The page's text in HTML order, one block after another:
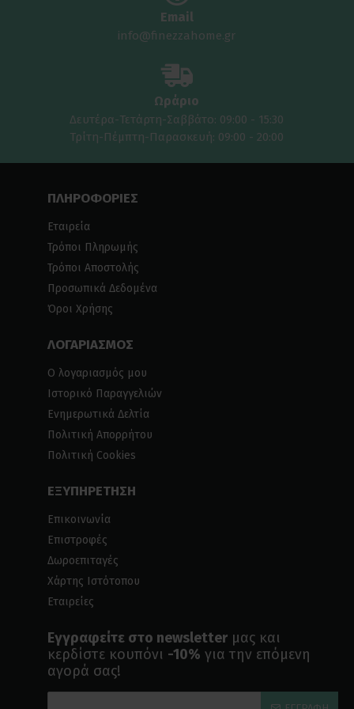
Email
info@finezzahome.gr
Ωράριο
Δευτέρα-Τετάρτη-Σαββάτο: 09:00 - 15:30
Τρίτη-Πέμπτη-Παρασκευή: 09:00 - 20:00
ΠΛΗΡΟΦΟΡΙΕΣ
Εταιρεία
Τρόποι Πληρωμής
Τρόποι Αποστολής
Προσωπικά Δεδομένα
Όροι Χρήσης
ΛΟΓΑΡΙΑΣΜΟΣ
Ο λογαριασμός μου
Ιστορικό Παραγγελιών
Ενημερωτικά Δελτία
Πολιτική Απορρήτου
Πολιτική Cookies
ΕΞΥΠΗΡΕΤΗΣΗ
Επικοινωνία
Επιστροφές
Δωροεπιταγές
Χάρτης Ιστότοπου
Εταιρείες
Εγγραφείτε στο newsletter μας και
κερδίστε κουπόνι -10% για την επόμενη
αγορά σας!